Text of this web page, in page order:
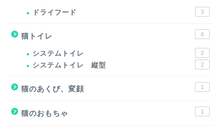
ドライフード 3
猫トイレ 6
システムトイレ 2
システムトイレ 縦型 2
猫のあくび、変顔 1
猫のおもちゃ 1